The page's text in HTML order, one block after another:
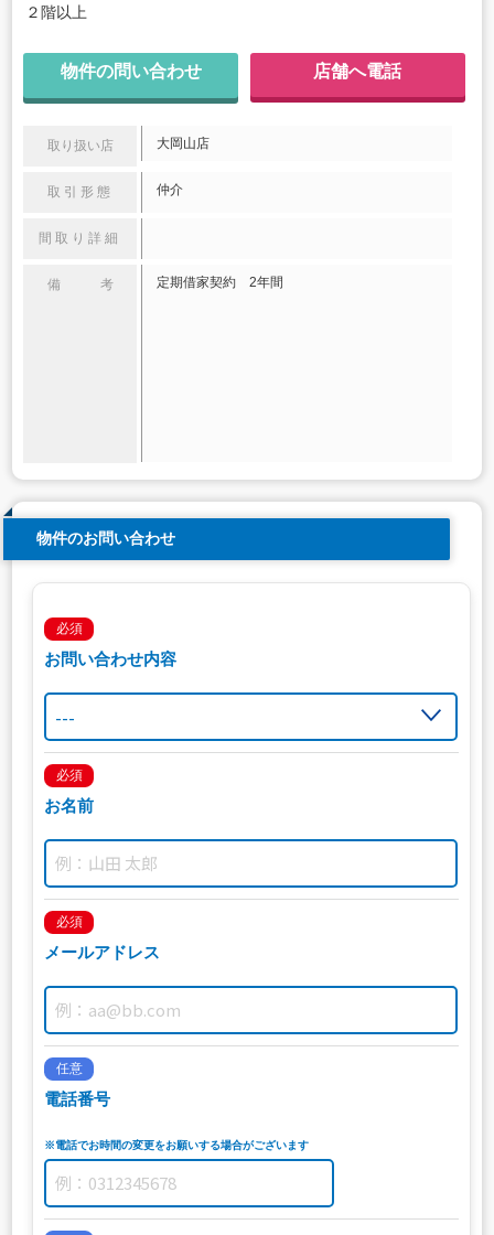
２階以上
物件の問い合わせ 店舗へ電話
取り扱い店 大岡山店
取引形態 仲介
間取り詳細
備 考 定期借家契約 2年間
物件のお問い合わせ
必須
お問い合わせ内容
必須
お名前
必須
メールアドレス
任意
電話番号
※電話でお時間の変更をお願いする場合がございます